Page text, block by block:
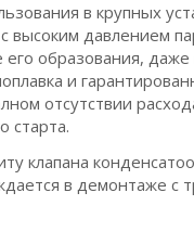
в крупных
высоким давлением
образования,
и
отсутствии
старта.
клапана
в демонтаже с